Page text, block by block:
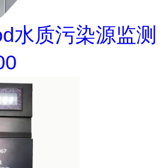
水质污染源监测